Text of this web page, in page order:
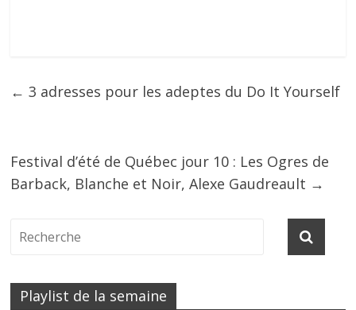
← 3 adresses pour les adeptes du Do It Yourself
Festival d’été de Québec jour 10 : Les Ogres de
Barback, Blanche et Noir, Alexe Gaudreault →
Playlist de la semaine